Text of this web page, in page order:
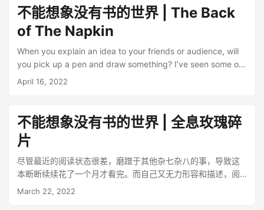
要玩音乐的朋友，加油，peace & love！
己对谈 | 写作，存在，和可能性》中，也简单聊了聊对“存在”的
理解。 书中还谈到一个问题，明明大家能做想做的事，为什么
不立刻就做，而要把那么多时间花在准备工作上？ 想一想广告
的作用，让人们把自己的幸福和满足寄托在某样产品或服务
上，最后，会陷入一种财务困境，必须不断去做事情去挣钱，
尽管那些事情不是我们真正想做的。刚看完的《做二休五 钱少
要，但是要怎么找到答案呢？ 有趣的一点就在于，一旦开始想
这个问题，就已经踏上正确的路了，往后的日子，时不时地回
想这个问题，或者来一段自我的“大清洗”（就像现在的我）。
每个人只能自己去寻找答案，但是，体验不同的事物，接触不
同的理念，留意自己对各种事物的反应，这些都有助于我们寻
找答案。 说起这个，在最后也做个小预告吧，最近有打算新开
一个播客，找朋友进行一对一的聊天，主要的想法，是记录一
本小书，翻阅完后，有了一种“wow，原来真的有人过着这样的
生活”的感叹，回顾自身，“做的这些事，给我带来的是真正的快
乐吗？还是仅仅是虚妄、无意义的欲望满足”，这些想法开始在
还是成为独立、清醒、增长的个体，可能是我活得还不够通透
吧哈哈。 书中有一句：“但是，如何面对未来的不安呢？我不面
对”。 他真的很酷。
印象就好，然后在工作生活中多尝试，慢慢体会。另一方面，
如果已经有了一些“痛的领悟”，该怎么改进呢？多复盘，做得好
的就继续做，做了后没啥效果，就停止做，可能有更好的效果
谱的人又是什么样？我也还在摸索中。 其实每个人应该都对这
个词有自己的理解，不知道你是否已经有了肯定的答案。就像
罗振宇说，一个人靠不靠谱，看三点：凡事有交代，件件有着
in china”的标语，随后出口到美国，一个美国人买来，穿了一
段时间后，捐给了古德维尔（Goodwill）这类的二手商店，当
这些二手衣物卖不出去时，很可能再次出口到坎德拉，在坎德
起来颇为荒谬，但是曾经单向流动的二手交易（从富国到穷
国），已经演变成了多方的流动。 中国制造的低价商品让二手
生意变得难做，破旧、耐用的老电器比新电器更值钱，一些产
身利益最大化而公开制造谣言，阻碍二手产品回收再利用的把
戏，这才是记者应该做的事。 发达国家的人们也许在享受过物
质的充裕后能够想到自己对世界的责任，但是发展中国家刚刚
富裕起来的人们在被迫维持极简生活后，第一个想法就是购
物。见识过清理公司和堆积如山的二手物之后，意识到自己所
珍视的东西，通常对他人来说没有任何价值，作者更加坚定了
不能想象没有书的世界 | The Back
of The Napkin
When you explain an idea to your friends or audience, will
you pick up a pen and draw something? I’ve seen some of
my colleagues done this way, and of course, he explained
book. This is a very easy reading book. Dan Roam, the
author, explains the whole method step by step, and it
looks practical....
April 16, 2022
不能想象没有书的世界 | 全息玫瑰碎
片
尽管最近的阅读状态很差，磨蹭于其他杂七杂八的事，导致这
本断断续续花了一个月才看完。而自己又无力形容和描述，阅
读过程中的视听享受，只能挤出苍白的形容：真好啊。 这一本
March 22, 2022